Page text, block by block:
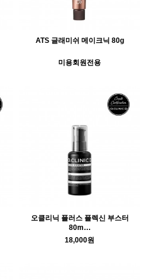
ATS 글래미쉬 메이크닉 80g
미용회원전용
오클리닉 플러스 플렉신 부스터
80m…
18,000원